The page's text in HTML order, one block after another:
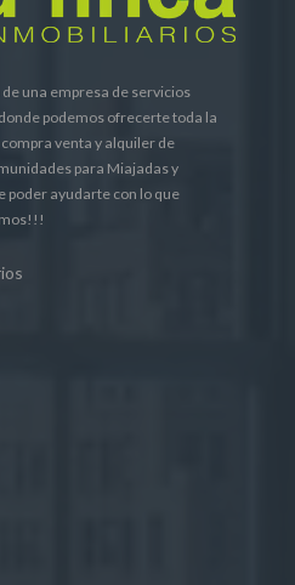
una empresa de servicios
podemos ofrecerte toda la
venta y alquiler de
para Miajadas y
poder ayudarte con lo que